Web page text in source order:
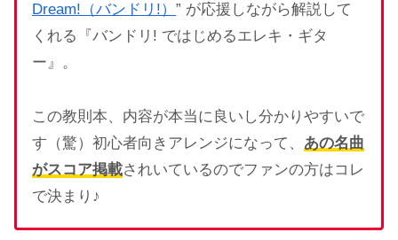
Dream!（バンドリ!） ” が応援しながら解説して
くれる『バンドリ! ではじめるエレキ・ギタ
ー』。
この教則本、内容が本当に良いし分かりやすいで
す（驚）初心者向きアレンジになって、 あの名曲
がスコア掲載されいているのでファンの方はコレ
で決まり♪